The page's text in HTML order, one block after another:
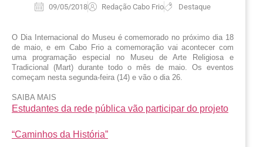
09/05/2018 Redação Cabo Frio Destaque
O Dia Internacional do Museu é comemorado no próximo dia 18
de maio, e em Cabo Frio a comemoração vai acontecer com
uma programação especial no Museu de Arte Religiosa e
Tradicional (Mart) durante todo o mês de maio. Os eventos
começam nesta segunda-feira (14) e vão o dia 26.
SAIBA MAIS
Estudantes da rede pública vão participar do projeto
“Caminhos da História”